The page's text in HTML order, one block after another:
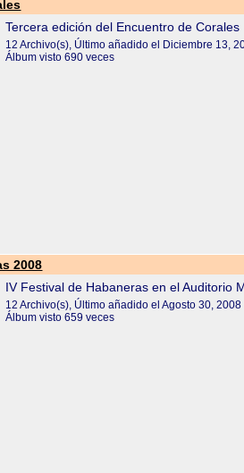
Tercera edición del Encuentro de Corales
12 Archivo(s), Último añadido el Diciembre 13,
Álbum visto 690 veces
2008
IV Festival de Habaneras en el Auditorio
12 Archivo(s), Último añadido el Agosto 30, 2008
Álbum visto 659 veces